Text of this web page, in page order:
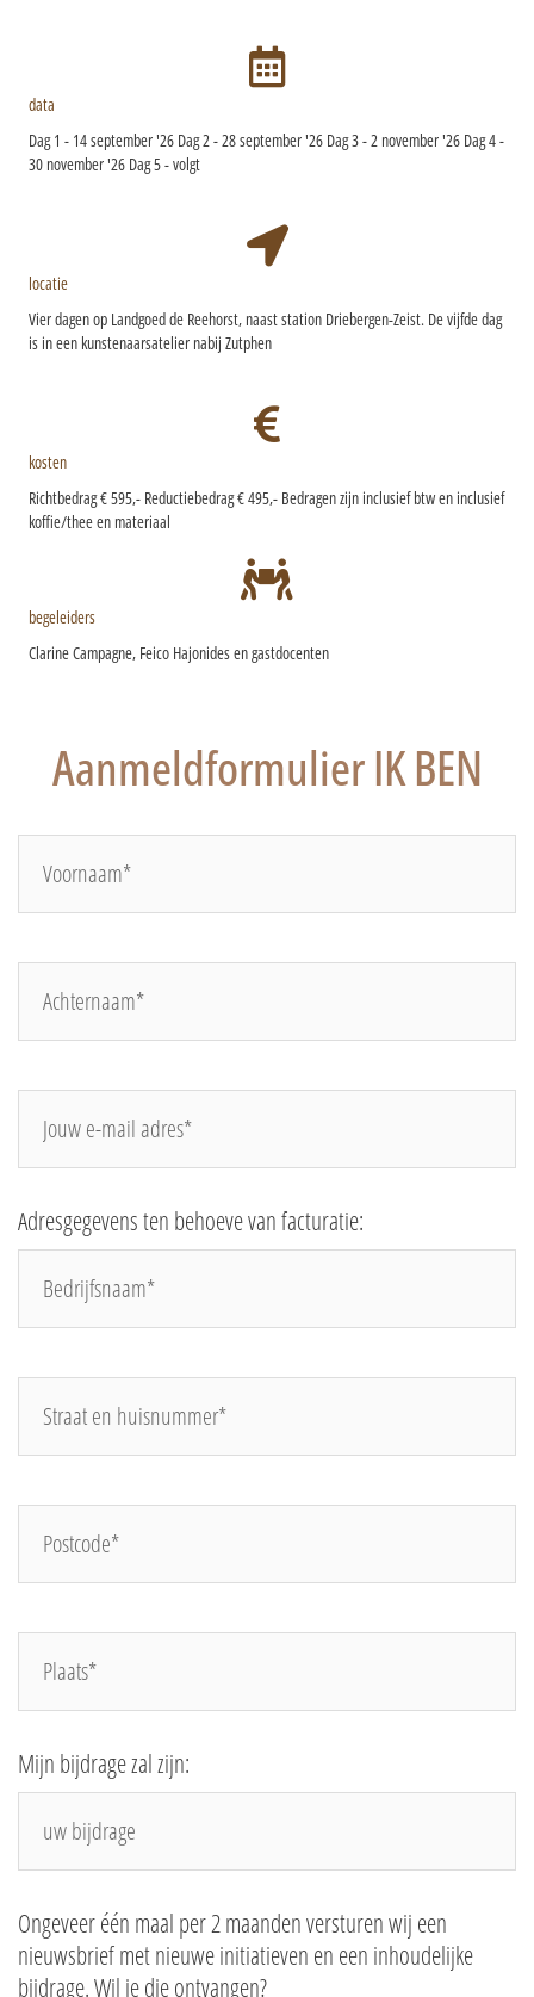
data
Dag 1 - 14 september '26 Dag 2 - 28 september '26 Dag 3 - 2 november '26 Dag 4 -
30 november '26 Dag 5 - volgt
locatie
Vier dagen op Landgoed de Reehorst, naast station Driebergen-Zeist. De vijfde dag
is in een kunstenaarsatelier nabij Zutphen
kosten
Richtbedrag € 595,- Reductiebedrag € 495,- Bedragen zijn inclusief btw en inclusief
koffie/thee en materiaal
begeleiders
Clarine Campagne, Feico Hajonidesen gastdocenten
Aanmeldformulier IK BEN
Voornaam*
Achternaam*
Je
Adresgegevens ten behoeve van facturatie:
Straat
Postcode
plaats*
Mijn bijdrage zal zijn:
Ongeveer één maal per 2 maanden versturen wij een
nieuwsbrief met nieuwe initiatieven en een inhoudelijke
bijdrage. Wil je die ontvangen?